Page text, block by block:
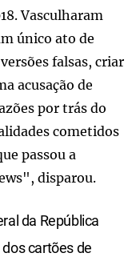
Vasculharam
único ato de
falsas, criar
acusação de
por trás do
cometidos
passou a
disparou.
da República
cartões de